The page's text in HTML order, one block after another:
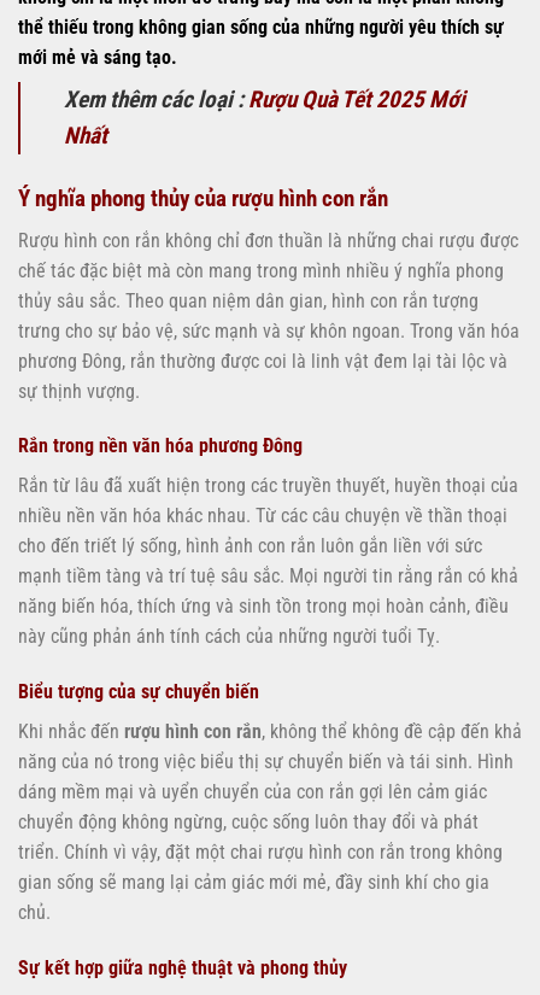
thể thiếu trong không gian sống của những người yêu thích sự
mới mẻ và sáng tạo.
Xem thêm các loại :Rượu Quà Tết 2025 Mới
Nhất
Ý nghĩa phong thủy của rượu hình con rắn
Rượu hình con rắn không chỉ đơn thuần là những chai rượu được
chế tác đặc biệt mà còn mang trong mình nhiều ý nghĩa phong
thủy sâu sắc. Theo quan niệm dân gian, hình con rắn tượng
trưng cho sự bảo vệ, sức mạnh và sự khôn ngoan. Trong văn hóa
phương Đông, rắn thường được coi là linh vật đem lại tài lộc và
sự thịnh vượng.
Rắn trong nền văn hóa phương Đông
Rắn từ lâu đã xuất hiện trong các truyền thuyết, huyền thoại của
nhiều nền văn hóa khác nhau. Từ các câu chuyện về thần thoại
cho đến triết lý sống, hình ảnh con rắn luôn gắn liền với sức
mạnh tiềm tàng và trí tuệ sâu sắc. Mọi người tin rằng rắn có khả
năng biến hóa, thích ứng và sinh tồn trong mọi hoàn cảnh, điều
này cũng phản ánh tính cách của những người tuổi Tỵ.
Biểu tượng của sự chuyển biến
Khi nhắc đến rượu hình con rắn, không thể không đề cập đến khả
năng của nó trong việc biểu thị sự chuyển biến và tái sinh. Hình
dáng mềm mại và uyển chuyển của con rắn gợi lên cảm giác
chuyển động không ngừng, cuộc sống luôn thay đổi và phát
triển. Chính vì vậy, đặt một chai rượu hình con rắn trong không
gian sống sẽ mang lại cảm giác mới mẻ, đầy sinh khí cho gia
chủ.
Sự kết hợp giữa nghệ thuật và phong thủy